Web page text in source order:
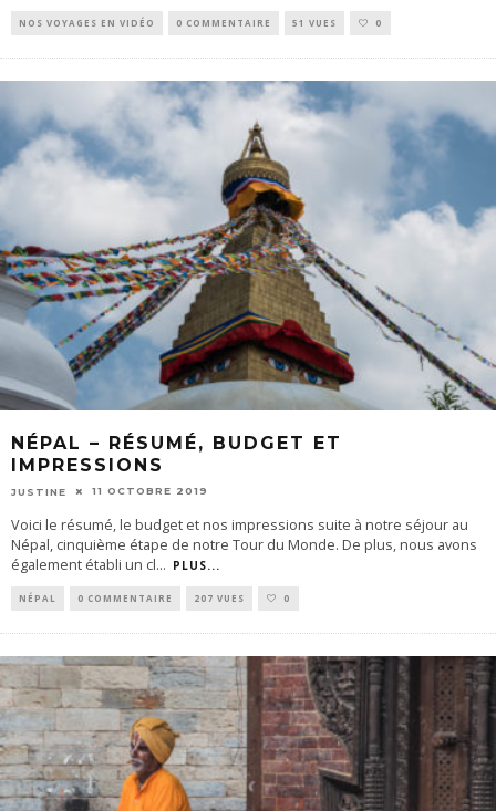
NOS VOYAGES EN VIDÉO 0 COMMENTAIRE 51 VUES 0
NÉPAL – RÉSUMÉ, BUDGET ET
IMPRESSIONS
JUSTINE 11 OCTOBRE 2019
Voici le résumé, le budget et nos impressions suite à notre séjour au
Népal, cinquième étape de notre Tour du Monde. De plus, nous avons
également établi un cl... PLUS...
NÉPAL 0 COMMENTAIRE 207 VUES 0